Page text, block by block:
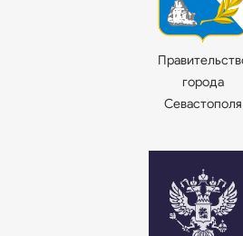
города
Севастополя